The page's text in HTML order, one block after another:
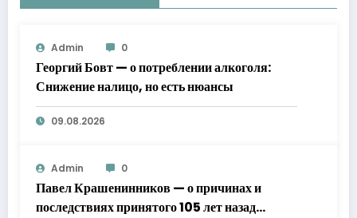
Admin 0
Георгий Бовт — о потреблении алкоголя:
Снижение налицо, но есть нюансы
09.08.2026
Admin 0
Павел Крашенинников — о причинах и
последствиях принятого 105 лет назад